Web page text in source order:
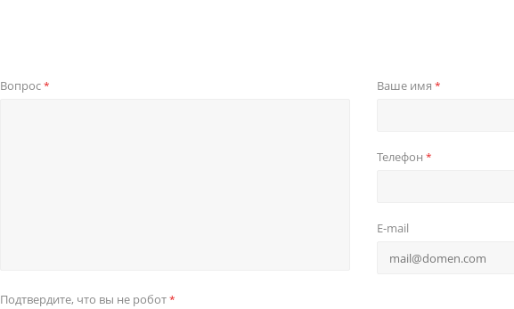
Вопрос* Ваше имя *
Телефон *
E-mail
Подтвердите, что вы не робот*